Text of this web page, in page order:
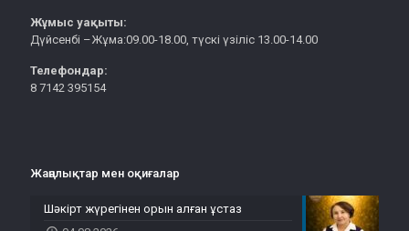
Жұмыс уақыты:
Дүйсенбі –Жұма:09.00-18.00, түскі үзіліс 13.00-14.00
Телефондар:
8 7142 395154
Жаңалықтар мен оқиғалар
Шәкірт жүрегінен орын алған ұстаз